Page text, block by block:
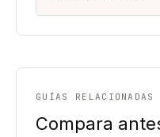
GUÍAS RELACIONADAS
Compara